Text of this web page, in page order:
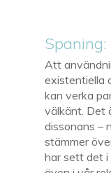
Att
existentiella
kan verka
välkänt. Det
dissonans –
stämmer
har sett det i